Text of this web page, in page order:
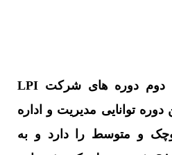
دوره LPIC-2 از سری دوم دوره های شرکت LPI
توانایی مدیریت و اداره
و متوسط را دارد و به